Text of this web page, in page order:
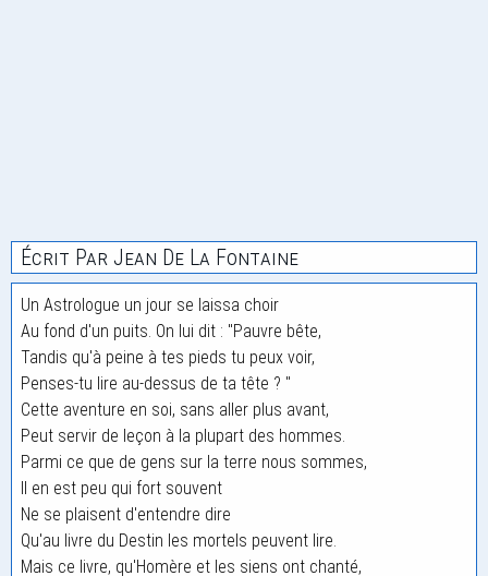
Écrit Par Jean De La Fontaine
Un Astrologue un jour se laissa choir
Au fond d'un puits. On lui dit : "Pauvre bête,
Tandis qu'à peine à tes pieds tu peux voir,
Penses-tu lire au-dessus de ta tête ? "
Cette aventure en soi, sans aller plus avant,
Peut servir de leçon à la plupart des hommes.
Parmi ce que de gens sur la terre nous sommes,
Il en est peu qui fort souvent
Ne se plaisent d'entendre dire
Qu'au livre du Destin les mortels peuvent lire.
Mais ce livre, qu'Homère et les siens ont chanté,